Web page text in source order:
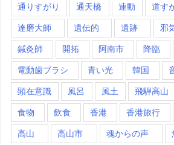
通りすがり 通天橋 連動 道す
達磨大師 遺伝的 遺跡 邪
鍼灸師 開拓 阿南市 降臨
電動歯ブラシ 青い光 韓国
顕在意識 風呂 風土 飛騨高山
食物 飲食 香港 香港旅行
高山 高山市 魂からの声